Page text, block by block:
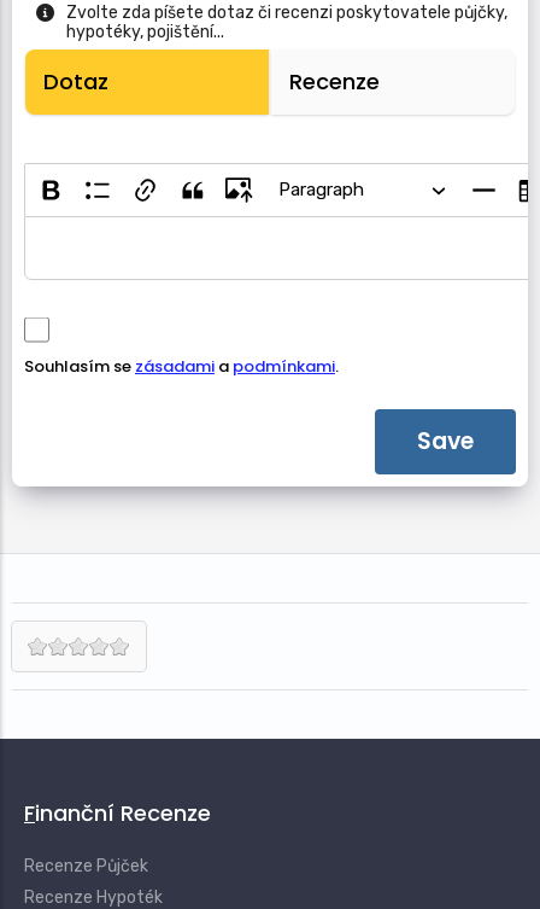
Zvolte zda píšete dotaz či recenzi poskytovatele půjčky,
hypotéky, pojištění...
Dotaz Recenze
Paragraph
Souhlasím se zásadami a podmínkami.
Finanční Recenze
Recenze Půjček
Recenze Hypoték